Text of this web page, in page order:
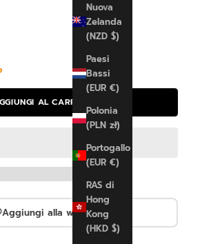
Nuova
Zelanda
(NZD $)
Paesi
Bassi
(EUR €)
Polonia
(PLN zł)
Portogallo
(EUR €)
RAS di
Hong
Kong
(HKD $)
AL CARRELLO
Aggiungi alla wishlist